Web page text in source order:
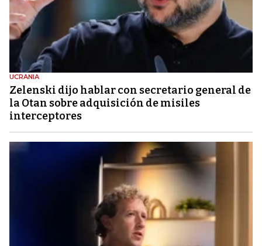
UCRANIA
Zelenski dijo hablar con secretario general de
la Otan sobre adquisición de misiles
interceptores